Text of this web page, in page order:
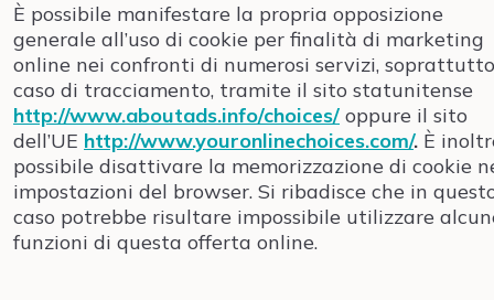
È possibile manifestare la propria opposizione
generale all’uso di cookie per finalità di marketing
online nei confronti di numerosi servizi,
caso di tracciamento, tramite il sito statunitense
http://www.aboutads.info/choices/ oppure il sito
dell’UE http://www.youronlinechoices.com/. È
possibile disattivare la memorizzazione di cookie
impostazioni del browser. Si ribadisce che in
caso potrebbe risultare impossibile utilizzare
funzioni di questa offerta online.